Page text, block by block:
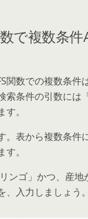
で複数条
関数での複数条件
索条件の引数には
。
。表から複数条件
。
ンゴ」かつ、産
入力しましょう。